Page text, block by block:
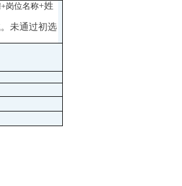
+岗位名称+姓
未通过初选